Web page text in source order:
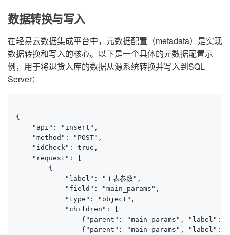
数据转换与写入
在轻易云数据集成平台中，元数据配置（metadata）是实现
数据转换和写入的核心。以下是一个具体的元数据配置示
例，用于将退货入库的数据从源系统转换并写入到SQL
Server：
{
    "api": "insert",
    "method": "POST",
    "idCheck": true,
    "request": [
        {
            "label": "主表参数",
            "field": "main_params",
            "type": "object",
            "children": [
{"parent": "main_params", "label":
{"parent": "main_params", "label": "